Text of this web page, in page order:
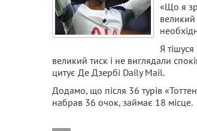
«Що я
великий
Я
великий тиск і не виглядали
цитує Де Дзербі Daily Mail.
Додамо, що після 36 турів
набрав 36 очок, займає 18 місце.